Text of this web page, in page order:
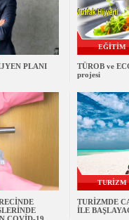
PLANI
EĞİTİM
TÜROB ve
projesi
TURİZM
TURİZMDE
İLE